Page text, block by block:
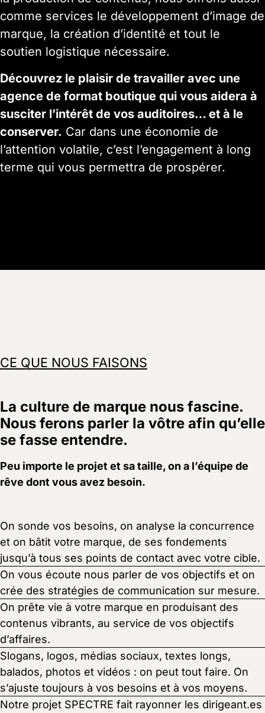
comme services le développement d’image de
marque, la création d’identité et tout le
soutien logistique nécessaire.
Découvrez le plaisir de travailler avec une
agence de format boutique qui vous aidera à
susciter l’intérêt de vos auditoires… et à le
conserver. Car dans une économie de
l’attention volatile, c’est l’engagement à long
terme qui vous permettra de prospérer.
CE QUE NOUS FAISONS
La culture de marque nous fascine.
Nous ferons parler la vôtre afin qu’elle
se fasse entendre.
Peu importe le projet et sa taille, on a l’équipe de
rêve dont vous avez besoin.
On sonde vos besoins, on analyse la concurrence
et on bâtit votre marque, de ses fondements
jusqu’à tous ses points de contact avec votre cible.
On vous écoute nous parler de vos objectifs et on
crée des stratégies de communication sur mesure.
On prête vie à votre marque en produisant des
contenus vibrants, au service de vos objectifs
d’affaires.
Slogans, logos, médias sociaux, textes longs,
balados, photos et vidéos : on peut tout faire. On
s’ajuste toujours à vos besoins et à vos moyens.
Notre projet SPECTRE fait rayonner les dirigeant.es